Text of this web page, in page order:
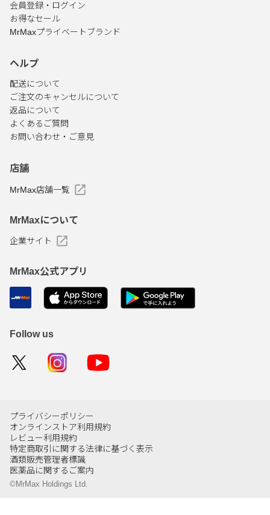
会員登録・ログイン
お得なセール
MrMaxプライベートブランド
ヘルプ
配送について
ご注文のキャンセルについて
返品について
よくあるご質問
お問い合わせ・ご意見
店舗
MrMax店舗一覧
MrMaxについて
企業サイト
MrMax公式アプリ
Follow us
プライバシーポリシー
オンラインストア利用規約
レビュー利用規約
特定商取引に関する法律に基づく表示
酒類販売管理者標識
医薬品に関するご案内
©MrMax Holdings Ltd.